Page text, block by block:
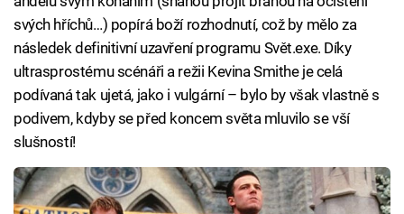
svých hříchů…) popírá boží rozhodnutí, což by mělo za
následek definitivní uzavření programu Svět.exe. Díky
ultrasprostému scénáři a režii Kevina Smithe je celá
podívaná tak ujetá, jako i vulgární – bylo by však vlastně s
podivem, kdyby se před koncem světa mluvilo se vší
slušností!